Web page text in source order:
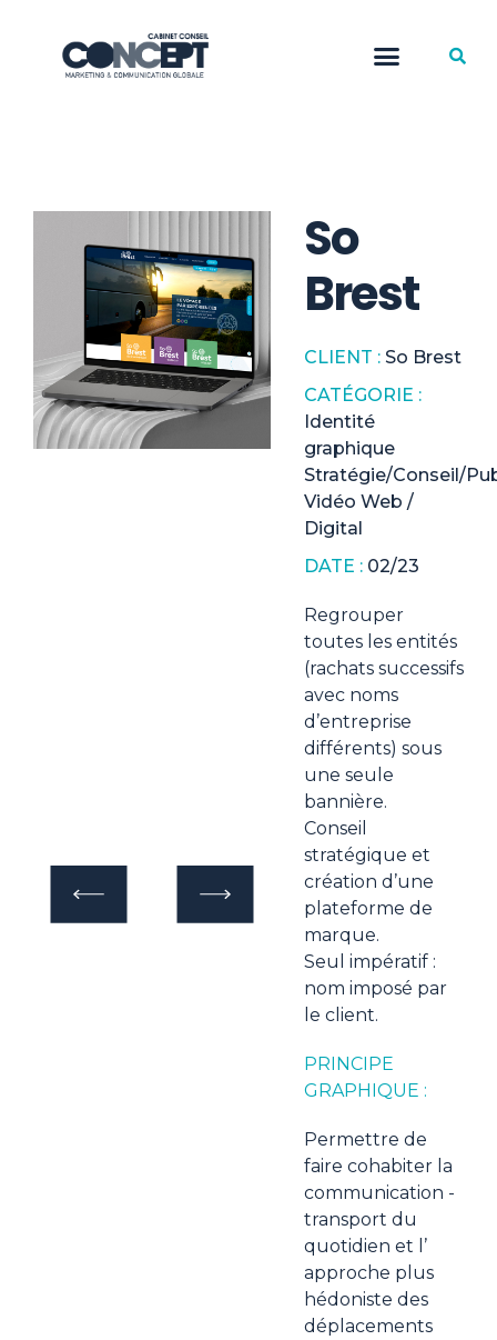
So
Brest
CLIENT : So Brest
CATÉGORIE :
Identité
graphique
Stratégie/Conseil/
Vidéo Web /
Digital
DATE : 02/23
Regrouper
toutes les entités
(rachats successifs
avec noms
d’entreprise
différents) sous
une seule
bannière.
Conseil
stratégique et
création d’une
plateforme de
marque.
Seul impératif :
nom imposé par
le client.
PRINCIPE
GRAPHIQUE :
Permettre de
faire cohabiter la
communication -
transport du
quotidien et l’
approche plus
hédoniste des
déplacements